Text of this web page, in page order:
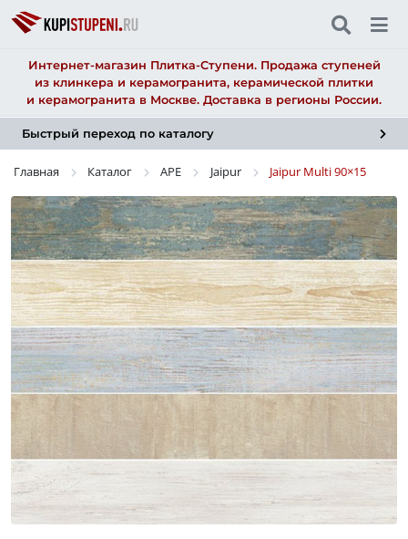
Интернет-магазин Плитка-Ступени. Продажа ступеней
из клинкера и керамогранита, керамической плитки
и керамогранита в Москве. Доставка в регионы России.
Быстрый переход по каталогу
Главная Каталог APE Jaipur Jaipur Multi90×15